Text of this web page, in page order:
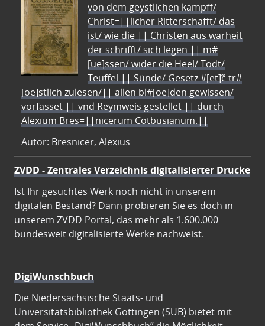
von dem geystlichen kampff/
Christ=||licher Ritterschafft/ das
ist/ wie die || Christen aus warheit
der schrifft/ sich legen || m#
[ue]ssen/ wider die Heel/ Todt/
Teuffel || Sünde/ Gesetz #[et]c̃ tr#
[oe]stlich zulesen/|| allen bl#[oe]den gewissen/
vorfasset || vnd Reymweis gestellet || durch
Alexium Bres=||nicerum Cotbusianum.||
Autor: Bresnicer, Alexius
ZVDD - Zentrales Verzeichnis digitalisierter Drucke
Ist Ihr gesuchtes Werk noch nicht in unserem
digitalen Bestand? Dann probieren Sie es doch in
unserem ZVDD Portal, das mehr als 1.600.000
bundesweit digitalisierte Werke nachweist.
DigiWunschbuch
Die Niedersächsische Staats- und
Universitätsbibliothek Göttingen (SUB) bietet mit